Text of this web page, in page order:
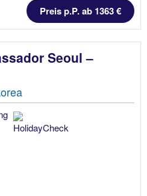
Preis p.P. ab 1363 €
Seoul –